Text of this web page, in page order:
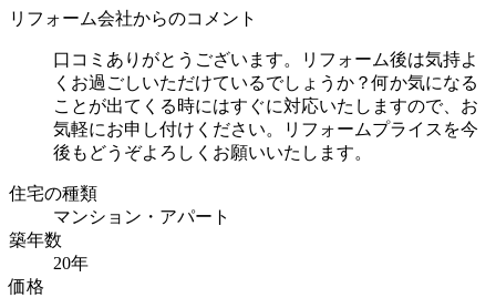
リフォーム会社からのコメント
口コミありがとうございます。リフォーム後は気持よ
くお過ごしいただけているでしょうか？何か気になる
ことが出てくる時にはすぐに対応いたしますので、お
気軽にお申し付けください。リフォームプライスを今
後もどうぞよろしくお願いいたします。
住宅の種類
マンション・アパート
築年数
20年
価格